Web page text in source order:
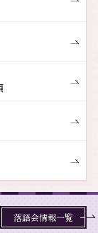
落語会情報一覧